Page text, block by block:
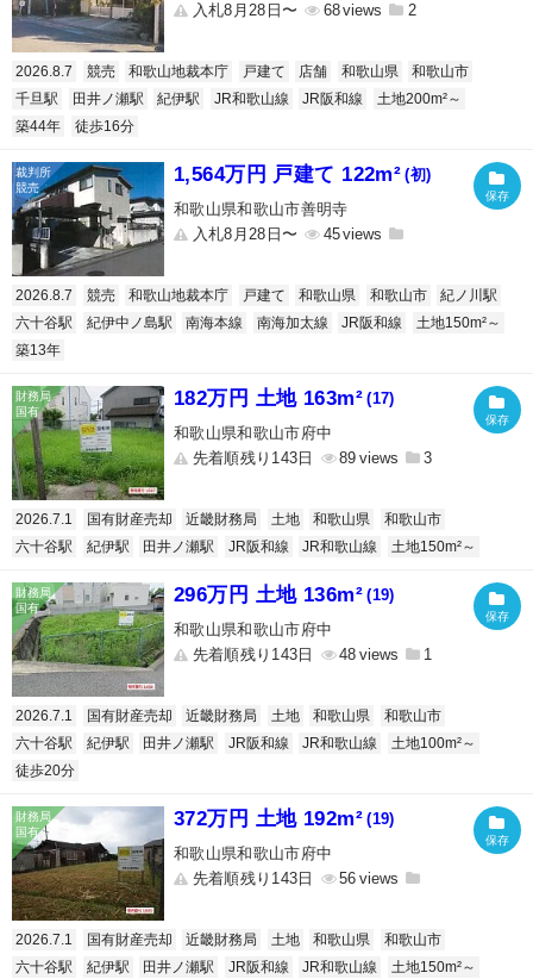
入札8月28日〜
68 2
2026.8.7 競売 和歌山地裁本庁 戸建て 店舗 和歌山県
和歌山市
千旦駅
田井ノ瀬駅 紀伊駅 JR和歌山線 JR阪和線
土地200m²～
築44年
徒歩16分
1,564万円 戸建て 122m² (初)
和歌山県和歌山市善明寺
入札8月28日〜
45
2026.8.7 競売 和歌山地裁本庁 戸建て 和歌山県 和歌山市
紀ノ川駅
六十谷駅
紀伊中ノ島駅 南海本線 南海加太線 JR阪和線
土地150m²～
築13年
182万円 土地 163m² (17)
和歌山県和歌山市府中
先着順残り143日
89 3
2026.7.1 国有財産売却 近畿財務局 土地 和歌山県
和歌山市
六十谷駅
紀伊駅 田井ノ瀬駅 JR阪和線 JR和歌山線 土地150m²～
296万円 土地 136m² (19)
和歌山県和歌山市府中
先着順残り143日
48 1
2026.7.1 国有財産売却 近畿財務局 土地 和歌山県
和歌山市
六十谷駅
紀伊駅 田井ノ瀬駅 JR阪和線 JR和歌山線
土地100m²～
徒歩20分
372万円 土地 192m² (19)
和歌山県和歌山市府中
先着順残り143日
56
2026.7.1 国有財産売却 近畿財務局 土地 和歌山県
和歌山市
六十谷駅
紀伊駅 田井ノ瀬駅 JR阪和線 JR和歌山線 土地150m²～